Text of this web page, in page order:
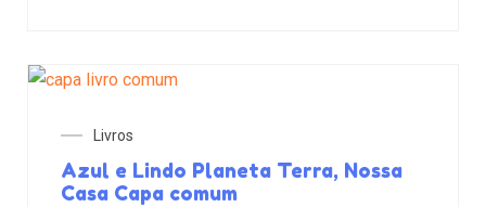
Livros
Azul e Lindo Planeta Terra, Nossa
Casa Capa comum